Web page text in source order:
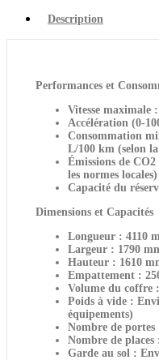
Description
Performances et
Vitesse maximale
Accélération (0-
Consommation
L/100 km (selon
Émissions de
les normes locales)
Capacité du
Dimensions et Capacités
Longueur : 4110
Largeur : 1790
Hauteur : 1610
Empattement :
Volume du coffre
Poids à vide :
équipements)
Nombre de portes
Nombre de places
Garde au sol :